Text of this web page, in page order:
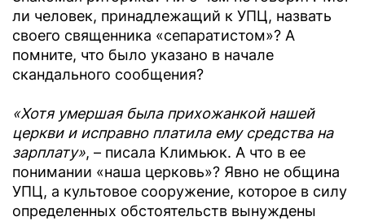
ли человек, принадлежащий к УПЦ, назвать
своего священника «сепаратистом»? А
помните, что было указано в начале
скандального сообщения?
«Хотя умершая была прихожанкой нашей
церкви и исправно платила ему средства на
зарплату», – писала Климьюк. А что в ее
понимании «наша церковь»? Явно не община
УПЦ, а культовое сооружение, которое в силу
определенных обстоятельств вынуждены